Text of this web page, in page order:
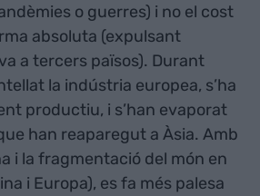
o guerres) i no el cost
absoluta (expulsant
a tercers països). Durant
la indústria europea, s’ha
productiu, i s’han evaporat
han reaparegut a Àsia. Amb
i la fragmentació del món en
i Europa), es fa més palesa